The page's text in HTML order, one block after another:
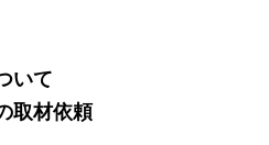
いて
取材依頼